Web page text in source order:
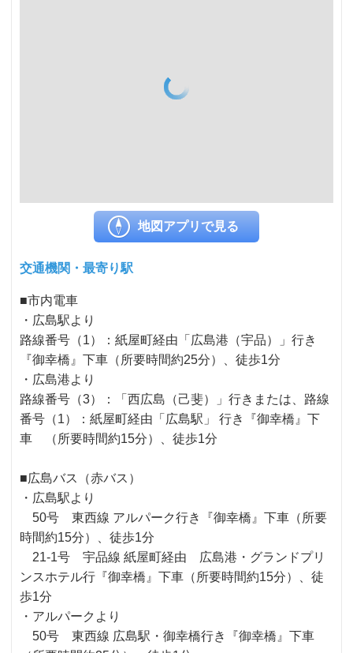
地図アプリで見る
交通機関・最寄り駅
■市内電車
・広島駅より
路線番号（1）：紙屋町経由「広島港（宇品）」行き
『御幸橋』下車（所要時間約25分）、徒歩1分
・広島港より
路線番号（3）：「西広島（己斐）」行きまたは、路線
番号（1）：紙屋町経由「広島駅」 行き『御幸橋』下
車 （所要時間約15分）、徒歩1分
■広島バス（赤バス）
・広島駅より
50号 東西線 アルパーク行き『御幸橋』下車（所要
時間約15分）、徒歩1分
21-1号 宇品線 紙屋町経由 広島港・グランドプリ
ンスホテル行『御幸橋』下車（所要時間約15分）、徒
歩1分
・アルパークより
50号 東西線 広島駅・御幸橋行き『御幸橋』下車